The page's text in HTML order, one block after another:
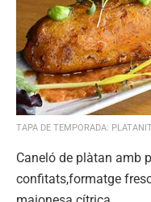
TAPA DE TEMPORADA:
Caneló de plàtan amb
confitats,formatge